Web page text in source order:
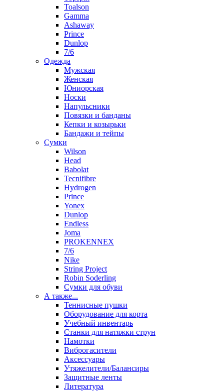
Toalson
Gamma
Ashaway
Prince
Dunlop
7/6
Одежда
Мужская
Женская
Юниорская
Носки
Напульсники
Повязки и банданы
Кепки и козырьки
Бандажи и тейпы
Сумки
Wilson
Head
Babolat
Tecnifibre
Hydrogen
Prince
Yonex
Dunlop
Endless
Joma
PROKENNEX
7/6
Nike
String Project
Robin Soderling
Сумки для обуви
А также...
Теннисные пушки
Оборудование для корта
Учебный инвентарь
Станки для натяжки струн
Намотки
Виброгасители
Аксессуары
Утяжелители/Балансиры
Защитные ленты
Литература